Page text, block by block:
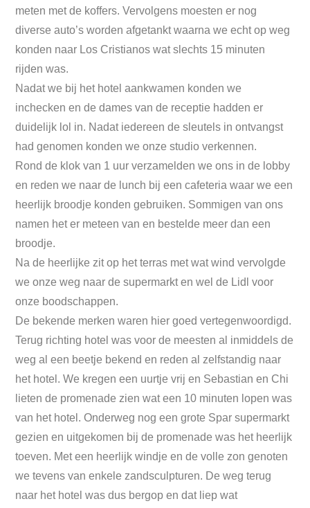
meten met de koffers. Vervolgens moesten er nog
diverse auto’s worden afgetankt waarna we echt op weg
konden naar Los Cristianos wat slechts 15 minuten
rijden was.
Nadat we bij het hotel aankwamen konden we
inchecken en de dames van de receptie hadden er
duidelijk lol in. Nadat iedereen de sleutels in ontvangst
had genomen konden we onze studio verkennen.
Rond de klok van 1 uur verzamelden we ons in de lobby
en reden we naar de lunch bij een cafeteria waar we een
heerlijk broodje konden gebruiken. Sommigen van ons
namen het er meteen van en bestelde meer dan een
broodje.
Na de heerlijke zit op het terras met wat wind vervolgde
we onze weg naar de supermarkt en wel de Lidl voor
onze boodschappen.
De bekende merken waren hier goed vertegenwoordigd.
Terug richting hotel was voor de meesten al inmiddels de
weg al een beetje bekend en reden al zelfstandig naar
het hotel. We kregen een uurtje vrij en Sebastian en Chi
lieten de promenade zien wat een 10 minuten lopen was
van het hotel. Onderweg nog een grote Spar supermarkt
gezien en uitgekomen bij de promenade was het heerlijk
toeven. Met een heerlijk windje en de volle zon genoten
we tevens van enkele zandsculpturen. De weg terug
naar het hotel was dus bergop en dat liep wat